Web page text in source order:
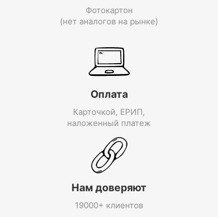
Фотокартон
(нет аналогов на рынке)
Оплата
Карточкой, ЕРИП,
наложенный платеж
Нам доверяют
19000+ клиентов